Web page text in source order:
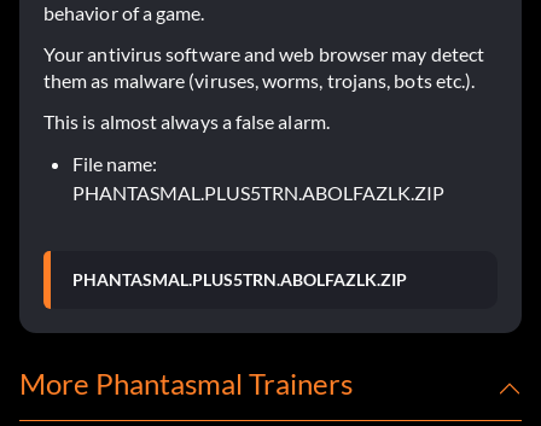
behavior of a game.
Your antivirus software and web browser may detect
them as malware (viruses, worms, trojans, bots etc.).
This is almost always a false alarm.
File name:
PHANTASMAL.PLUS5TRN.ABOLFAZLK.ZIP
PHANTASMAL.PLUS5TRN.ABOLFAZLK.ZIP
More Phantasmal Trainers